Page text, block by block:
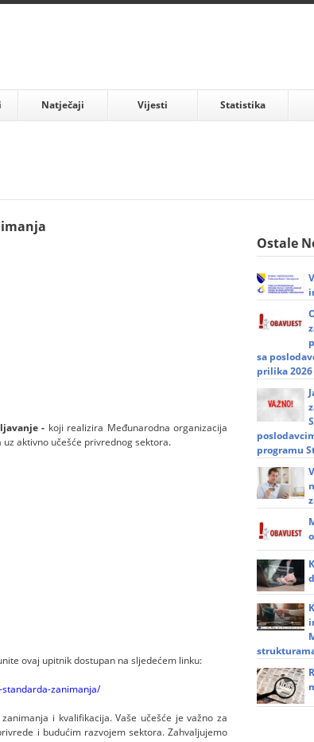
Natječaji Vijesti Statistika
- koji realizira Međunarodna organizacija
aktivno učešće privrednog sektora.
ovaj upitnik dostupan na sljedećem linku:
zanimanja/
i kvalifikacija. Vaše učešće je važno za
i budućim razvojem sektora. Zahvaljujemo
Ostale
sa
prilika 2026
programu